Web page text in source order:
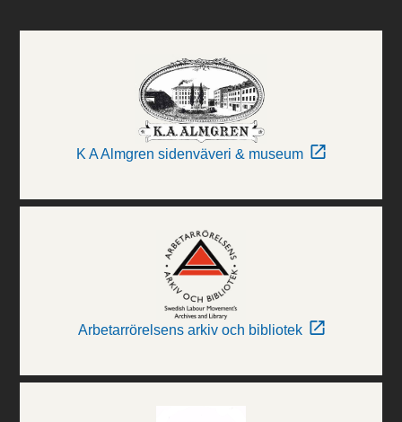
K A Almgren sidenväveri & museum
Arbetarrörelsens arkiv och bibliotek